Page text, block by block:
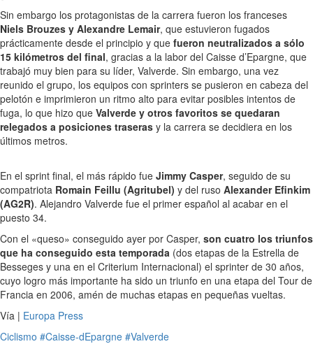
Sin embargo los protagonistas de la carrera fueron los franceses
Niels Brouzes y Alexandre Lemair, que estuvieron fugados
prácticamente desde el principio y que fueron neutralizados a sólo
15 kilómetros del final, gracias a la labor del Caisse d’Epargne, que
trabajó muy bien para su líder, Valverde. Sin embargo, una vez
reunido el grupo, los equipos con sprinters se pusieron en cabeza del
pelotón e imprimieron un ritmo alto para evitar posibles intentos de
fuga, lo que hizo que Valverde y otros favoritos se quedaran
relegados a posiciones traseras y la carrera se decidiera en los
últimos metros.
En el sprint final, el más rápido fue Jimmy Casper, seguido de su
compatriota Romain Feillu (Agritubel) y del ruso Alexander Efinkim
(AG2R). Alejandro Valverde fue el primer español al acabar en el
puesto 34.
Con el «queso» conseguido ayer por Casper, son cuatro los triunfos
que ha conseguido esta temporada (dos etapas de la Estrella de
Besseges y una en el Criterium Internacional) el sprinter de 30 años,
cuyo logro más importante ha sido un triunfo en una etapa del Tour de
Francia en 2006, amén de muchas etapas en pequeñas vueltas.
Vía | Europa Press
Ciclismo #Caisse-dEpargne #Valverde